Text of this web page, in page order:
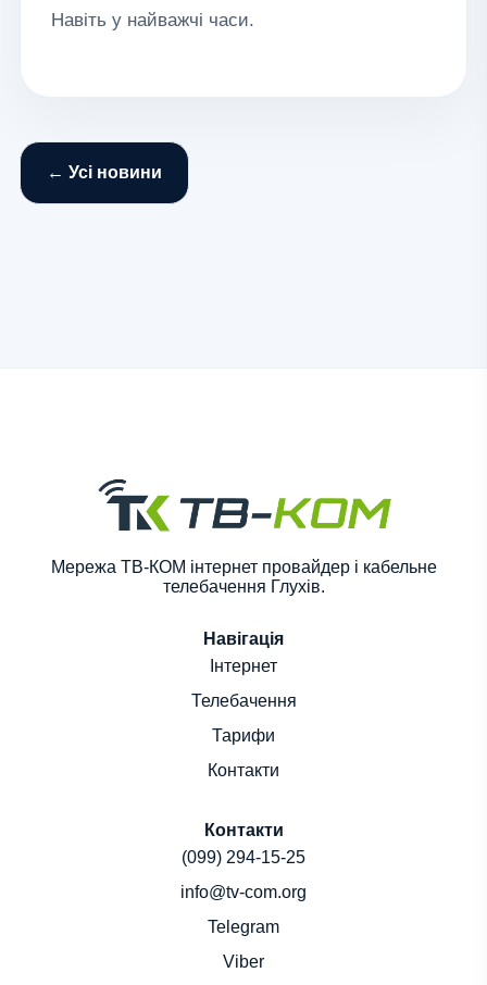
Навіть у найважчі часи.
← Усі новини
Мережа ТВ-КОМ інтернет провайдер і кабельне
телебачення Глухів.
Навігація
Інтернет
Телебачення
Тарифи
Контакти
Контакти
(099) 294-15-25
info@tv-com.org
Telegram
Viber